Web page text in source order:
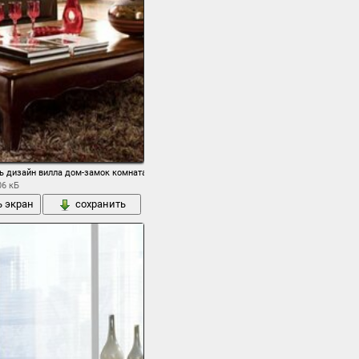
дизайн вилла дом-замок комната гостиная
кБ
экран сохранить